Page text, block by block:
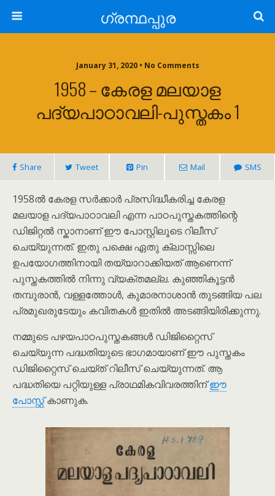
ഗ്രന്ഥപ്പുര
January 31, 2020 • No Comments
1958 – കേരള മലയാള
പദ്യപാഠാവലി-പുസ്തകം 1
Share Tweet Pin Mail SMS
1958ൽ കേരള സർക്കാർ പ്രസിദ്ധീകരിച്ച കേരള
മലയാള പദ്യപാഠാവലി എന്ന പാഠപുസ്തകത്തിന്റെ
ഡിജിറ്റൽ സ്കാനാണ് ഈ പോസ്റ്റിലൂടെ റിലീസ്
ചെയ്യുന്നത്. ഇതു പക്ഷെ ഏതു ക്ലാസ്സിലെ
ഉപയോഗത്തിനായി തയ്യാറാക്കിയത് ആണെന്ന്
പുസ്തകത്തിൽ നിന്നു വ്യക്തമല്ല. കുഞ്ഞികൂട്ടൻ
തമ്പുരാൻ, വള്ളത്തോൾ, കുമാരനാശാൻ തുടങ്ങിയ പല
പ്രമുഖരുടേയും കവിതകൾ ഇതിൽ അടങ്ങിയിരിക്കുന്നു.
നമ്മുടെ പഴയപാഠപുസ്തകങ്ങൾ ഡിജിറ്റൈസ്
ചെയ്യുന്ന പദ്ധതിയുടെ ഭാഗമായാണ് ഈ പുസ്തകം
ഡിജിറ്റൈസ് ചെയ്ത് റിലീസ് ചെയ്യുന്നത്. ആ
പദ്ധതിയെ പറ്റിയുള്ള പ്രാഥമികവിവരത്തിന്ഈ
പോസ്റ്റ്കാണുക.